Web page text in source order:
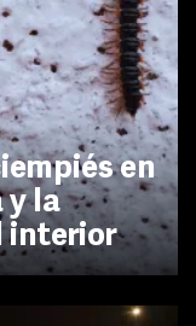
en
y la
interior